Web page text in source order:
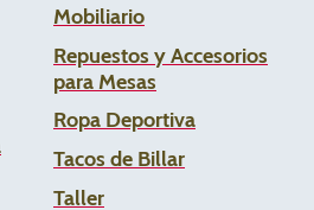
Mobiliario
Repuestos y Accesorios
para Mesas
Ropa Deportiva
Tacos de Billar
Taller